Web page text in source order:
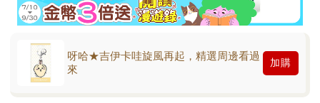
呀哈★吉伊卡哇旋風再起，精選周邊看過
來
加購